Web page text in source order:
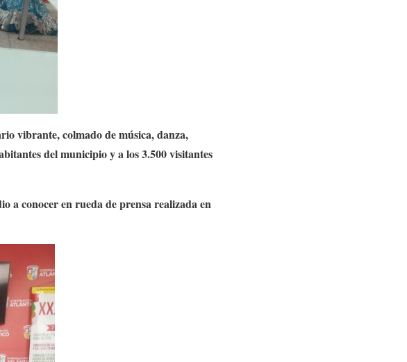
vibrante, colmado de música, danza,
del municipio y a los 3.500 visitantes
a conocer en rueda de prensa realizada en